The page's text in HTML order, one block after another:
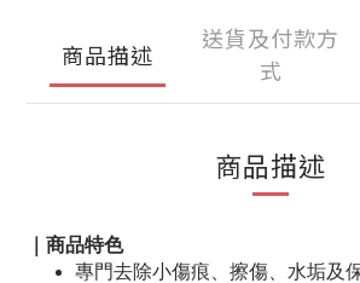
商品描述
送貨及付款方
式
商品描述
｜商品特色
專門去除小傷痕、擦傷、水垢及